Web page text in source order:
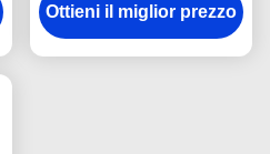
portachiavi a anello
9mm del gancio della
Ottieni il miglior prezzo